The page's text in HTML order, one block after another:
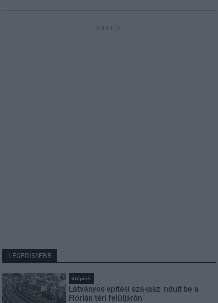
HIRDETÉS
LEGFRISSEBB
Útépítés
Látványos építési szakasz indult be a
Flórián téri felüljárón